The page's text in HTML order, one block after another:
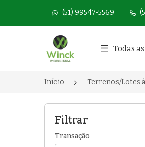
(51) 99547-5569
Página inicial
Todas
Início Terrenos/Lotes
Filtrar
Transação